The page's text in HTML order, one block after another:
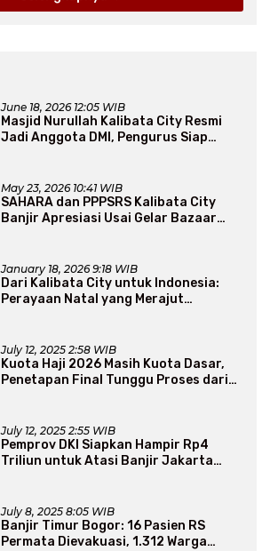
June 18, 2026 12:05 WIB
Masjid Nurullah Kalibata City Resmi
Jadi Anggota DMI, Pengurus Siap
May 23, 2026 10:41 WIB
SAHARA dan PPPSRS Kalibata City
Banjir Apresiasi Usai Gelar Bazaar
January 18, 2026 9:18 WIB
Dari Kalibata City untuk Indonesia:
Perayaan Natal yang Merajut
July 12, 2025 2:58 WIB
Kuota Haji 2026 Masih Kuota Dasar,
Penetapan Final Tunggu Proses dari
July 12, 2025 2:55 WIB
Pemprov DKI Siapkan Hampir Rp4
Triliun untuk Atasi Banjir Jakarta
July 8, 2025 8:05 WIB
Banjir Timur Bogor: 16 Pasien RS
Permata Dievakuasi, 1.312 Warga